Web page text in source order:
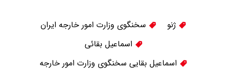
ژنو
سخنگوی وزارت امور خارجه ایران
اسماعیل بقائی
اسماعیل بقایی سخنگوی وزارت امور خارجه